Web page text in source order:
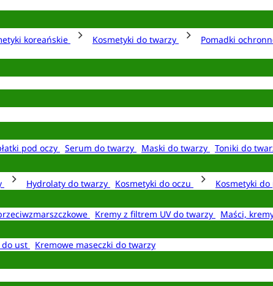
koreańskie Kosmetyki do twarzy Pomadki
pod oczy Serum do twarzy Maski do twarzy
Toniki do
Hydrolaty do twarzy Kosmetyki do oczu Kosmetyki
Kremy z filtrem UV do twarzy
Maści,
do ust
Kremowe maseczki do twarzy